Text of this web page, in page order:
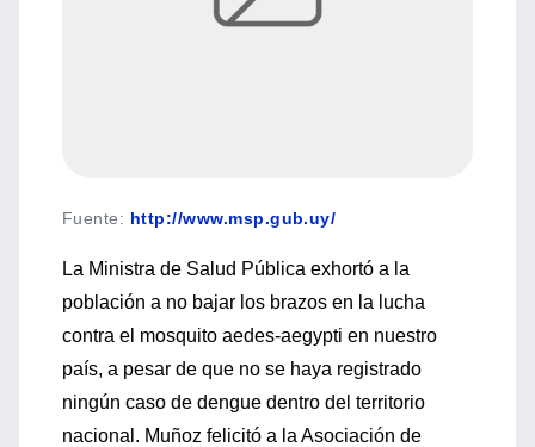
Fuente: http://www.msp.gub.uy/
La Ministra de Salud Pública exhortó a la
población a no bajar los brazos en la lucha
contra el mosquito aedes-aegypti en nuestro
país, a pesar de que no se haya registrado
ningún caso de dengue dentro del territorio
nacional. Muñoz felicitó a la Asociación de